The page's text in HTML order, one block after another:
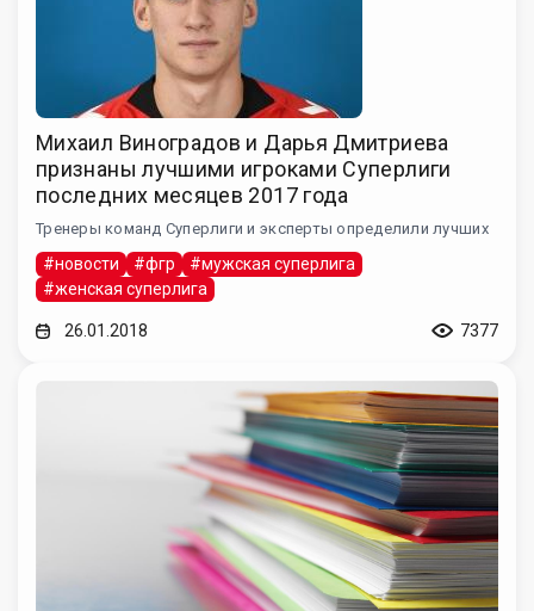
Михаил Виноградов и Дарья Дмитриева
признаны лучшими игроками Суперлиги
последних месяцев 2017 года
Тренеры команд Суперлиги и эксперты определили лучших
#новости #фгр
#мужская суперлига
#женская суперлига
26.01.2018 7377